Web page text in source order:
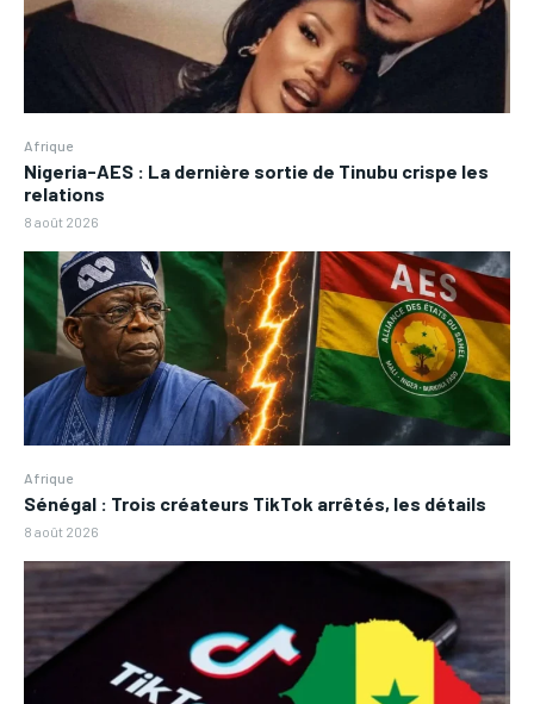
Afrique
Nigeria-AES : La dernière sortie de Tinubu crispe les
relations
8 août 2026
Afrique
Sénégal : Trois créateurs TikTok arrêtés, les détails
8 août 2026